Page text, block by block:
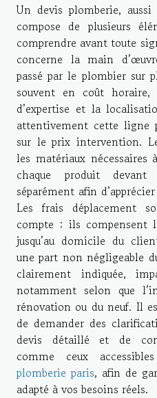
Un devis plomberie,
compose de plusieurs
comprendre avant toute
concerne la main
passé par le plombier sur
souvent en coût
d’expertise et la
attentivement cette ligne
sur le prix intervention.
les matériaux nécessaires
chaque produit
séparément afin
Les frais déplacement
compte : ils compensent
jusqu’au domicile du
une part non négligeable
clairement indiquée,
notamment selon que
rénovation ou du neuf. Il
de demander des
devis détaillé et de
comme ceux
plomberie paris, afin de
adapté à vos besoins réels.